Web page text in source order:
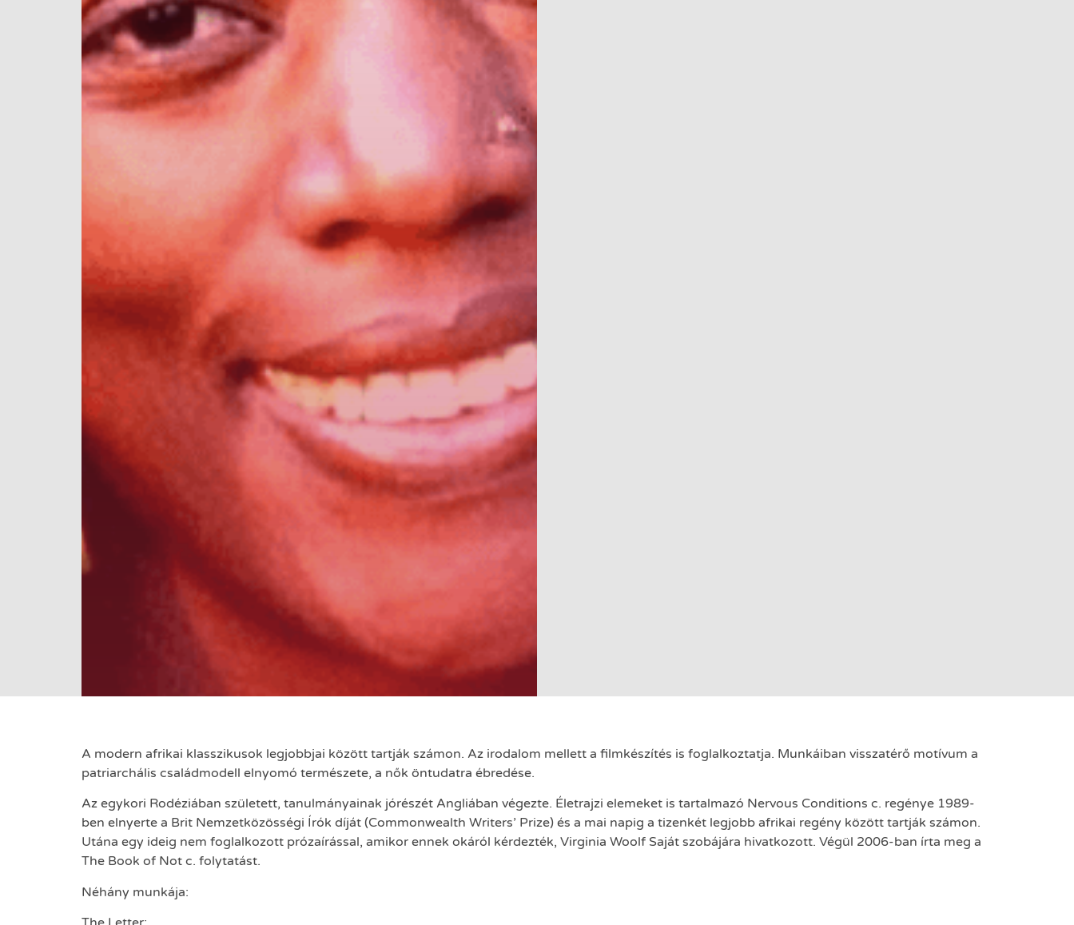
A modern afrikai klasszikusok legjobbjai között tartják számon. Az irodalom mellett a filmkészítés is foglalkoztatja. Munkáiban visszatérő motívum a
patriarchális családmodell elnyomó természete, a nők öntudatra ébredése.
Az egykori Rodéziában született, tanulmányainak jórészét Angliában végezte. Életrajzi elemeket is tartalmazó Nervous Conditions c. regénye 1989-
ben elnyerte a Brit Nemzetközösségi Írók díját (Commonwealth Writers’ Prize) és a mai napig a tizenkét legjobb afrikai regény között tartják számon.
Utána egy ideig nem foglalkozott prózaírással, amikor ennek okáról kérdezték, Virginia Woolf Saját szobájára hivatkozott. Végül 2006-ban írta meg a
The Book of Not c. folytatást.
Néhány munkája: